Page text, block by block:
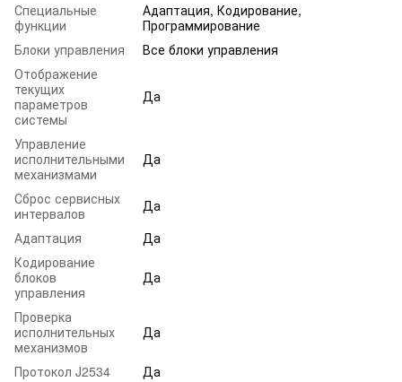
Специальные
функции
Адаптация, Кодирование,
Программирование
Блоки управления
Все блоки управления
Отображение
текущих
параметров
системы
Да
Управление
исполнительными
механизмами
Да
Сброс сервисных
интервалов
Да
Адаптация
Да
Кодирование
блоков
управления
Да
Проверка
исполнительных
механизмов
Да
Протокол J2534
Да